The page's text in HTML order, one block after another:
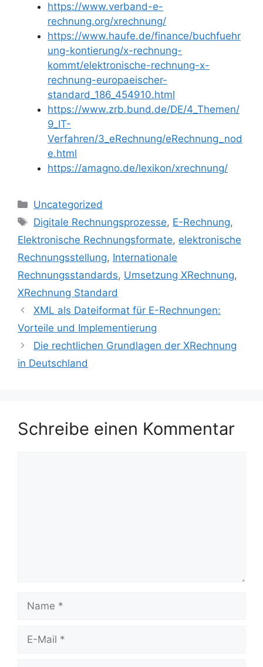
https://www.verband-e-
rechnung.org/xrechnung/
https://www.haufe.de/finance/buchfuehr
ung-kontierung/x-rechnung-
kommt/elektronische-rechnung-x-
rechnung-europaeischer-
standard_186_454910.html
https://www.zrb.bund.de/DE/4_Themen/
9_IT-
Verfahren/3_eRechnung/eRechnung_nod
e.html
https://amagno.de/lexikon/xrechnung/
Kategorien
Uncategorized
Schlagwörter
Digitale Rechnungsprozesse, E-Rechnung,
Elektronische Rechnungsformate, elektronische
Rechnungsstellung, Internationale
Rechnungsstandards, Umsetzung XRechnung,
XRechnung Standard
XML als Dateiformat für E-Rechnungen:
Vorteile und Implementierung
Die rechtlichen Grundlagen der XRechnung
in Deutschland
Schreibe einen Kommentar
Name